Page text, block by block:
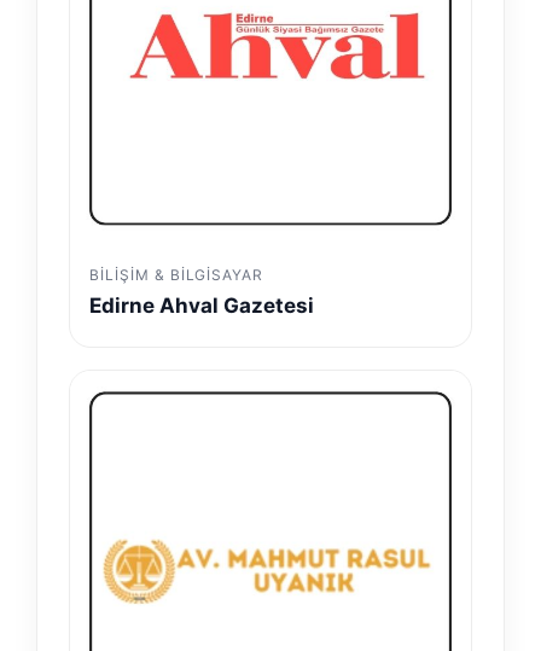
BILIŞIM & BILGISAYAR
Edirne Ahval Gazetesi